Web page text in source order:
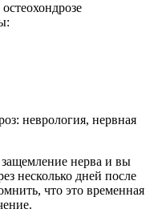
нерва и вы
несколько дней после
что это временная